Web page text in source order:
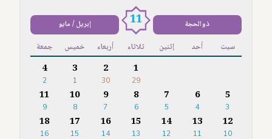
ذوالحجة 11 إبريل / مايو
سبت أحد إثنين ثلاثاء أربعاء خميس جمعة
1
29
2
30
3
1
4
2
5
3
6
4
7
5
8
6
9
7
10
8
11
9
12
10
13
11
14
12
15
13
16
14
17
15
18
16